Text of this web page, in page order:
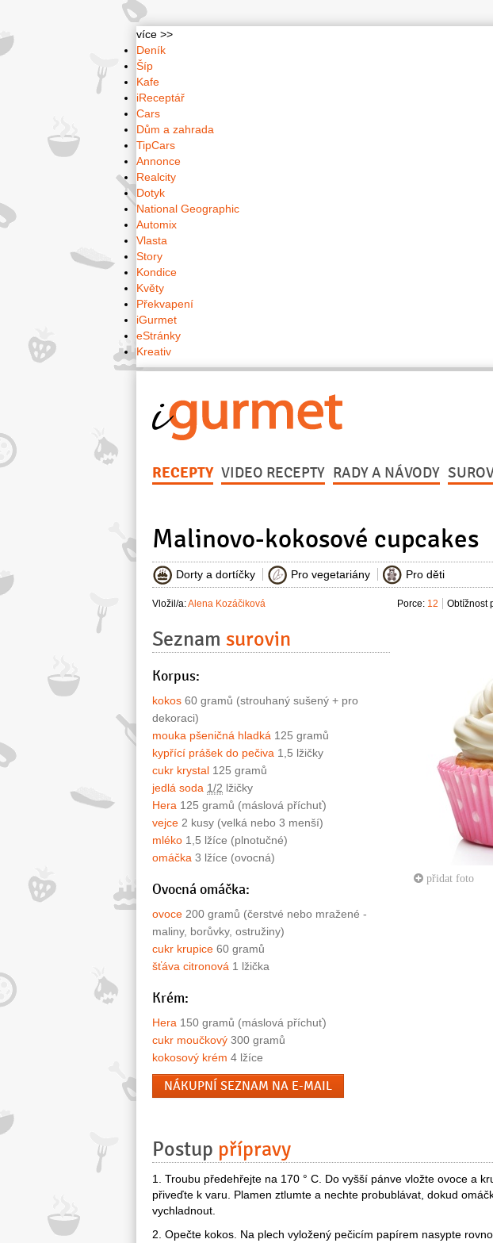
více >>
Deník
Šíp
Kafe
iReceptář
Cars
Dům a zahrada
TipCars
Annonce
Realcity
Dotyk
National Geographic
Automix
Vlasta
Story
Kondice
Květy
Překvapení
iGurmet
eStránky
Kreativ
RECEPTY VIDEO RECEPTY RADY A NÁVODY
Malinovo-kokosové cupcakes
Dorty a dortíčky Pro vegetariány Pro děti
Vložil/a:Alena Kozáčiková Obtížnost
Porce: 12
přidat foto
Seznam surovin
Korpus:
kokos 60 gramů (strouhaný sušený + pro
dekoraci)
mouka pšeničná hladká 125 gramů
kypřící prášek do pečiva 1,5 lžičky
cukr krystal 125 gramů
jedlá soda 1/2 lžičky
Hera 125 gramů (máslová příchuť)
vejce 2 kusy (velká nebo 3 menší)
mléko 1,5 lžíce (plnotučné)
omáčka 3 lžíce (ovocná)
Ovocná omáčka:
ovoce 200 gramů (čerstvé nebo mražené -
maliny, borůvky, ostružiny)
cukr krupice 60 gramů
šťáva citronová 1 lžička
Krém:
Hera 150 gramů (máslová příchuť)
cukr moučkový 300 gramů
kokosový krém 4 lžíce
NÁKUPNÍ SEZNAM NA E-MAIL
Postup přípravy
1. Troubu předehřejte na 170 ° C. Do vyšší pánve vložte ovoce a
přiveďte k varu. Plamen ztlumte a nechte probublávat, dokud
vychladnout.
2. Opečte kokos. Na plech vyložený pečicím papírem nasypte